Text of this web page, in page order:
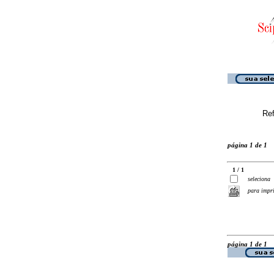
página 1 de 1
1 / 1
seleciona
para
página 1 de 1